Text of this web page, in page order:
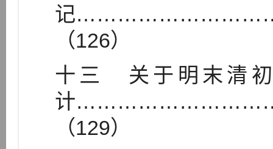
记
（126）
十三 关于明末清
计
（129）